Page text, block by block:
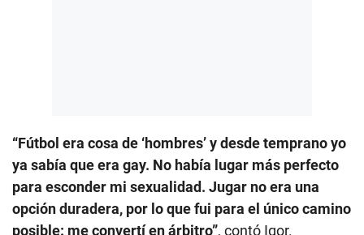
“Fútbol era cosa de ‘hombres’ y desde temprano yo
ya sabía que era gay. No había lugar más perfecto
para esconder mi sexualidad. Jugar no era una
opción duradera, por lo que fui para el único camino
posible: me convertí en árbitro”, contó Igor.